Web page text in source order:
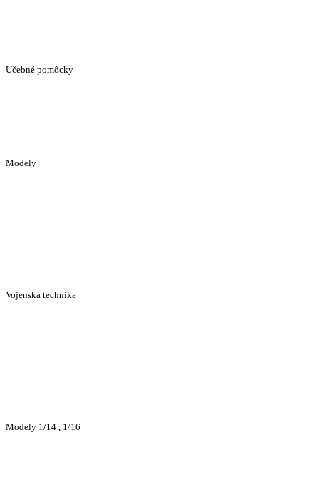
Učebné pomôcky
Modely
Vojenská technika
Modely 1/14 , 1/16